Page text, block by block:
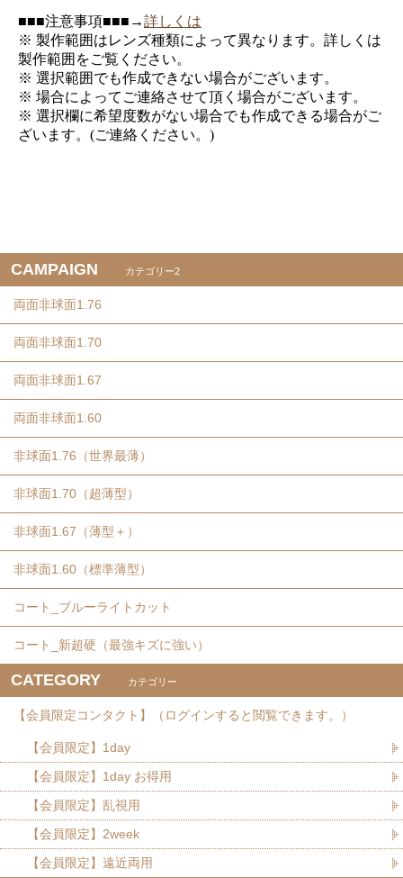
■■■注意事項■■■→詳しくは
※ 製作範囲はレンズ種類によって異なります。詳しくは
製作範囲をご覧ください。
※ 選択範囲でも作成できない場合がございます。
※ 場合によってご連絡させて頂く場合がございます。
※ 選択欄に希望度数がない場合でも作成できる場合がご
ざいます。(ご連絡ください。)
CAMPAIGN カテゴリー2
両面非球面1.76
両面非球面1.70
両面非球面1.67
両面非球面1.60
非球面1.76（世界最薄）
非球面1.70（超薄型）
非球面1.67（薄型＋）
非球面1.60（標準薄型）
コート_ブルーライトカット
コート_新超硬（最強キズに強い）
CATEGORY カテゴリー
【会員限定コンタクト】（ログインすると閲覧できます。）
【会員限定】1day
【会員限定】1day お得用
【会員限定】乱視用
【会員限定】2week
【会員限定】遠近両用